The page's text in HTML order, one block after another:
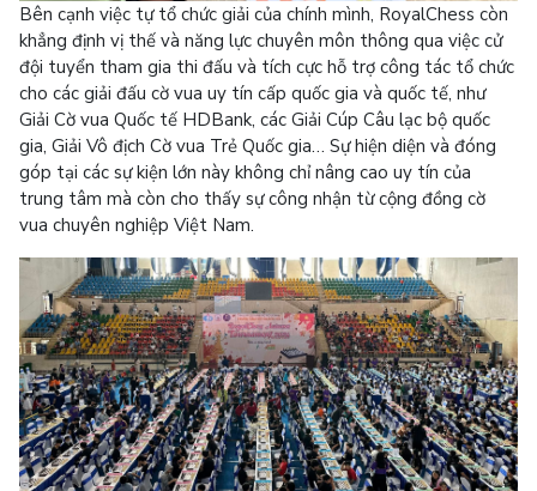
Bên cạnh việc tự tổ chức giải của chính mình, RoyalChess còn
khẳng định vị thế và năng lực chuyên môn thông qua việc cử
đội tuyển tham gia thi đấu và tích cực hỗ trợ công tác tổ chức
cho các giải đấu cờ vua uy tín cấp quốc gia và quốc tế, như
Giải Cờ vua Quốc tế HDBank, các Giải Cúp Câu lạc bộ quốc
gia, Giải Vô địch Cờ vua Trẻ Quốc gia… Sự hiện diện và đóng
góp tại các sự kiện lớn này không chỉ nâng cao uy tín của
trung tâm mà còn cho thấy sự công nhận từ cộng đồng cờ
vua chuyên nghiệp Việt Nam.